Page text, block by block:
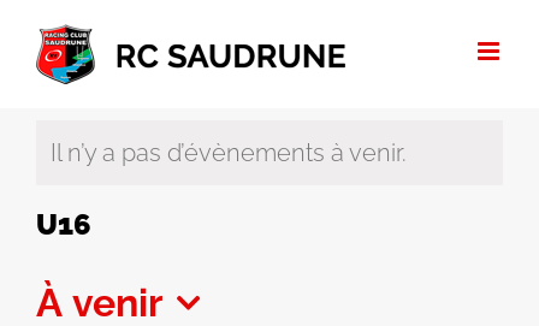
Passer
contenu
Il n’y a pas d’évènements à venir.
U16
À venir